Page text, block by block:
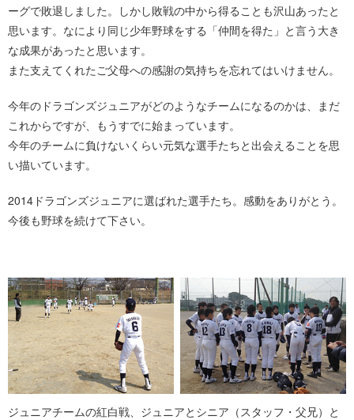
ーグで敗退しました。しかし敗戦の中から得ることも沢山あったと
思います。なにより同じ少年野球をする「仲間を得た」と言う大き
な成果があったと思います。
また支えてくれたご父母への感謝の気持ちを忘れてはいけません。
今年のドラゴンズジュニアがどのようなチームになるのかは、まだ
これからですが、もうすでに始まっています。
今年のチームに負けないくらい元気な選手たちと出会えることを思
い描いています。
2014ドラゴンズジュニアに選ばれた選手たち。感動をありがとう。
今後も野球を続けて下さい。
ジュニアチームの紅白戦、ジュニアとシニア（スタッフ・父兄）と